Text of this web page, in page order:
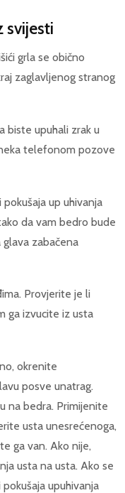
svijesti
grla se obično
zaglavljenog stranog
biste upuhali zrak u
telefonom pozove
up uhivanja
da vam bedro bude
zabačena
Provjerite je li
ga izvucite iz usta
okrenite
posve unatrag.
na bedra. Primijenite
usta unesrećenoga,
ga van. Ako nije,
usta na usta. Ako se
upuhivanja